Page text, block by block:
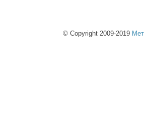
© Copyright 2009-2019